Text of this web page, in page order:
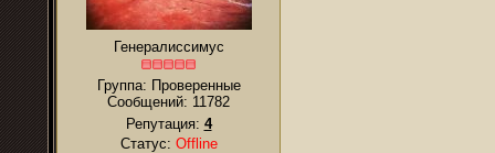
Генералиссимус
Группа: Проверенные
Сообщений: 11782
Репутация: 4
Статус: Offline